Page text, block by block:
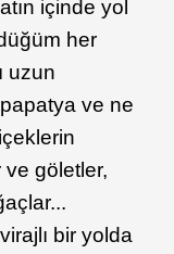
içinde yol
her
uzun
ve ne
ve göletler,
bir yolda